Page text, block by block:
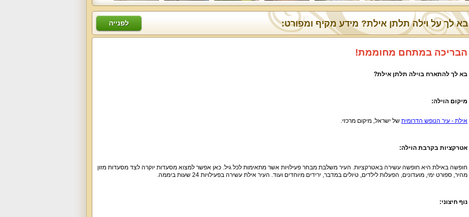
בא לך על וילה תלתן אילת? מידע מקיף ומפורט: לפנייה
הבריכה במתחם מחוממת!
בא לך להתארח בוילה תלתן אילת?
מיקום הוילה:
אילת - עיר הנופש הדרומית של ישראל, מיקום מרכזי.
אטרקציות בקרבת הוילה:
חופשה באילת היא חופשה עשירה באטרקציות. העיר משלבת מבחר פעילויות אשר מתאימות לכל גיל. כאן אפשר למצוא מסעדות יוקרה לצד מסעדות מזון
מהיר, ספורט ימי, מועדונים, הפעלות לילדים, טיולים במדבר, ירידים מיוחדים ועוד. העיר אילת עשירה בפעילויות 24 שעות ביממה.
נוף חיצוני: